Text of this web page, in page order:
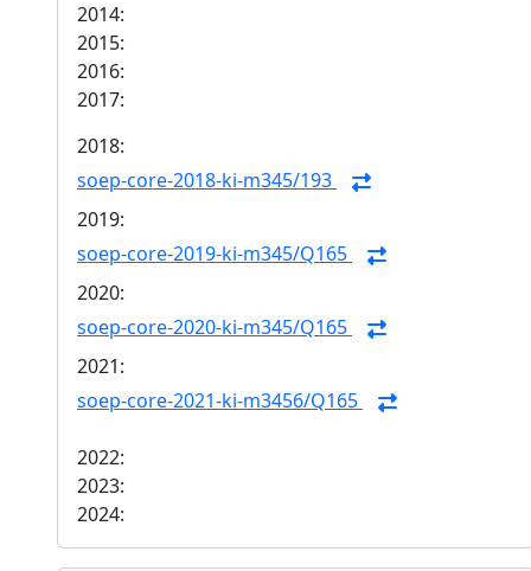
2014:
2015:
2016:
2017:
2018:
soep-core-2018-ki-m345/193
2019:
soep-core-2019-ki-m345/Q165
2020:
soep-core-2020-ki-m345/Q165
2021:
soep-core-2021-ki-m3456/Q165
2022:
2023:
2024: